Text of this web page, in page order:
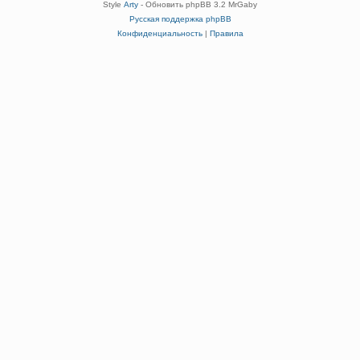
Style Arty - Обновить phpBB 3.2 MrGaby
Русская поддержка phpBB
Конфиденциальность| Правила